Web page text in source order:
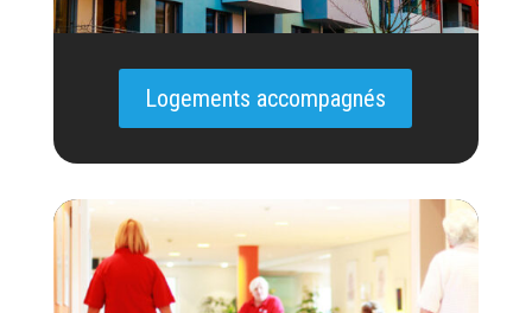
Logements accompagnés